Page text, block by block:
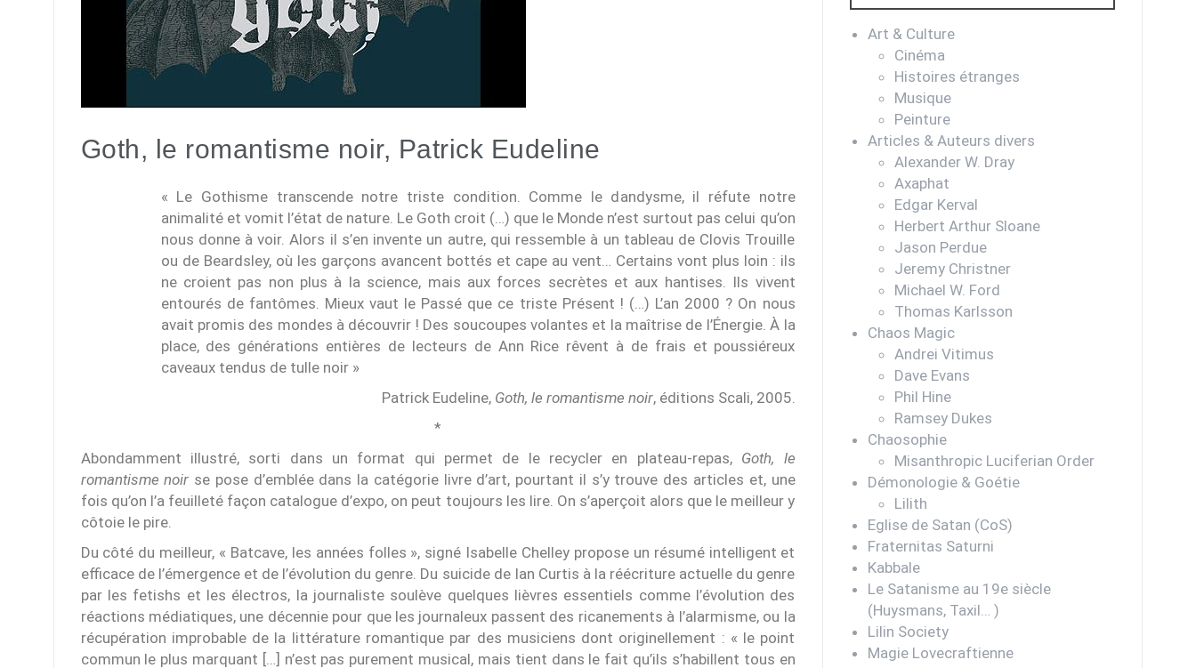
Goth, le romantisme noir, Patrick Eudeline
« Le Gothisme transcende notre triste condition. Comme le dandysme, il réfute notre
animalité et vomit l’état de nature. Le Goth croit (…) que le Monde n’est surtout pas celui qu’on
nous donne à voir. Alors il s’en invente un autre, qui ressemble à un tableau de Clovis Trouille
ou de Beardsley, où les garçons avancent bottés et cape au vent… Certains vont plus loin : ils
ne croient pas non plus à la science, mais aux forces secrètes et aux hantises. Ils vivent
entourés de fantômes. Mieux vaut le Passé que ce triste Présent ! (…) L’an 2000 ? On nous
avait promis des mondes à découvrir ! Des soucoupes volantes et la maîtrise de l’Énergie. À la
place, des générations entières de lecteurs de Ann Rice rêvent à de frais et poussiéreux
caveaux tendus de tulle noir »
Patrick Eudeline, Goth, le romantisme noir, éditions Scali, 2005.
*
Abondamment illustré, sorti dans un format qui permet de le recycler en plateau-repas, Goth, le
romantisme noir se pose d’emblée dans la catégorie livre d’art, pourtant il s’y trouve des articles et, une
fois qu’on l’a feuilleté façon catalogue d’expo, on peut toujours les lire. On s’aperçoit alors que le meilleur y
côtoie le pire.
Du côté du meilleur, « Batcave, les années folles », signé Isabelle Chelley propose un résumé intelligent et
efficace de l’émergence et de l’évolution du genre. Du suicide de Ian Curtis à la réécriture actuelle du genre
par les fetishs et les électros, la journaliste soulève quelques lièvres essentiels comme l’évolution des
réactions médiatiques, une décennie pour que les journaleux passent des ricanements à l’alarmisme, ou la
récupération improbable de la littérature romantique par des musiciens dont originellement : « le point
commun le plus marquant […] n’est pas purement musical, mais tient dans le fait qu’ils s’habillent tous en
Art & Culture
Cinéma
Histoires étranges
Musique
Peinture
Articles & Auteurs divers
Alexander W. Dray
Axaphat
Edgar Kerval
Herbert Arthur Sloane
Jason Perdue
Jeremy Christner
Michael W. Ford
Thomas Karlsson
Chaos Magic
Andrei Vitimus
Dave Evans
Phil Hine
Ramsey Dukes
Chaosophie
Misanthropic Luciferian Order
Démonologie & Goétie
Lilith
Eglise de Satan (CoS)
Fraternitas Saturni
Kabbale
Le Satanisme au 19e siècle
(Huysmans, Taxil… )
Lilin Society
Magie Lovecraftienne